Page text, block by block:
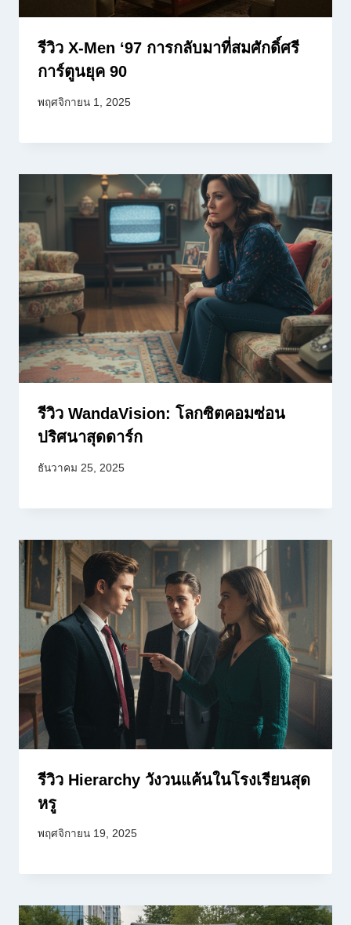
รีวิว X-Men ‘97 การกลับมาที่สมศักดิ์ศรี
การ์ตูนยุค 90
พฤศจิกายน 1, 2025
รีวิว WandaVision: โลกซิตคอมซ่อน
ปริศนาสุดดาร์ก
ธันวาคม 25, 2025
รีวิว Hierarchy วังวนแค้นในโรงเรียนสุด
หรู
พฤศจิกายน 19, 2025